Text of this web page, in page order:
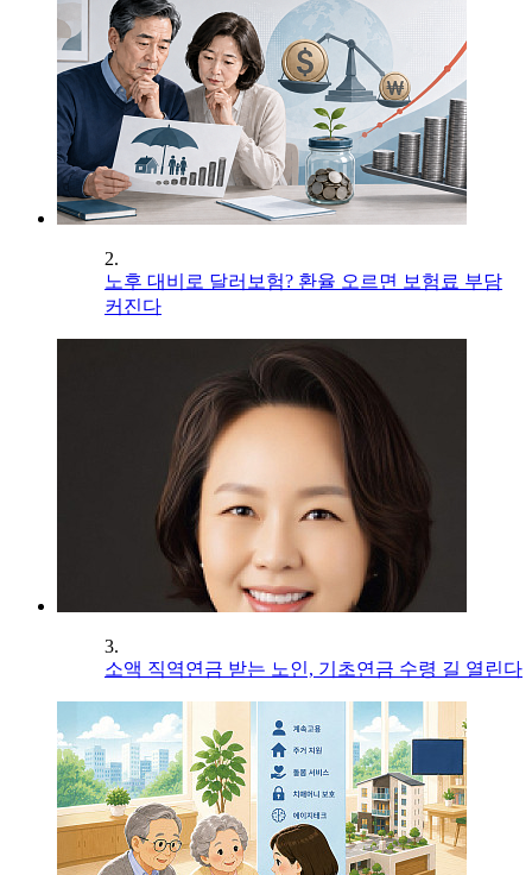
2.
노후 대비로 달러보험? 환율 오르면 보험료 부담
커진다
3.
소액 직역연금 받는 노인, 기초연금 수령 길 열린다